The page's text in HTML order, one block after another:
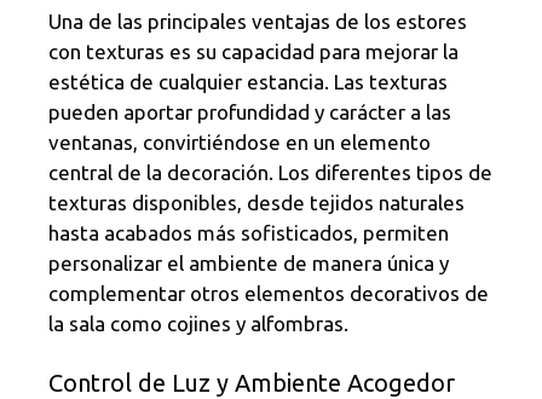
Una de las principales ventajas de los estores
con texturas es su capacidad para mejorar la
estética de cualquier estancia. Las texturas
pueden aportar profundidad y carácter a las
ventanas, convirtiéndose en un elemento
central de la decoración. Los diferentes tipos de
texturas disponibles, desde tejidos naturales
hasta acabados más sofisticados, permiten
personalizar el ambiente de manera única y
complementar otros elementos decorativos de
la sala como cojines y alfombras.
Control de Luz y Ambiente Acogedor